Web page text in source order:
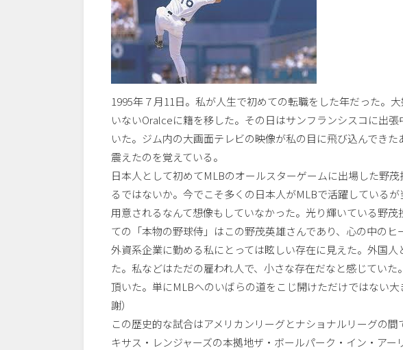
1995年７月11日。私が人生で初めての転職をした年だった。
いないOralceに籍を移した。その日はサンフランシスコに出
いた。ジム内の大画面テレビの映像が私の目に飛び込んでき
震えたのを覚えている。
日本人として初めてMLBのオールスターゲームに出場した野
るではないか。今でこそ多くの日本人がMLBで活躍している
用意されるなんて想像もしていなかった。光り輝いている野
ての「本物の野球侍」はこの野茂英雄さんであり、心の中のヒ
外資系企業に勤める私にとっては眩しい存在に見えた。外国
た。私などはただの雇われ人で、小さな存在だなと感じてい
頂いた。単にMLBへのいばらの道をこじ開けただけではない
謝）
この歴史的な試合はアメリカンリーグとナショナルリーグの
キサス・レンジャーズの本拠地ザ・ボールパーク・イン・ア